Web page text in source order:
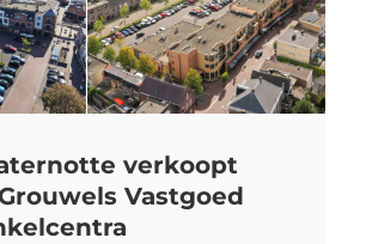
verkoopt
Vastgoed